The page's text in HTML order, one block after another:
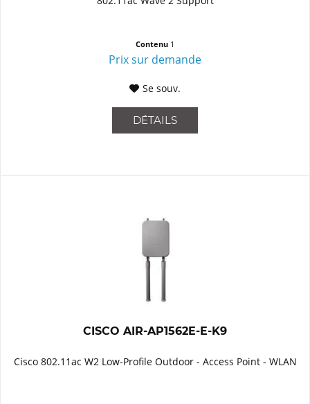
Contenu 1
Prix sur demande
Se souv.
DÉTAILS
CISCO AIR-AP1562E-E-K9
Cisco 802.11ac W2 Low-Profile Outdoor - Access Point - WLAN